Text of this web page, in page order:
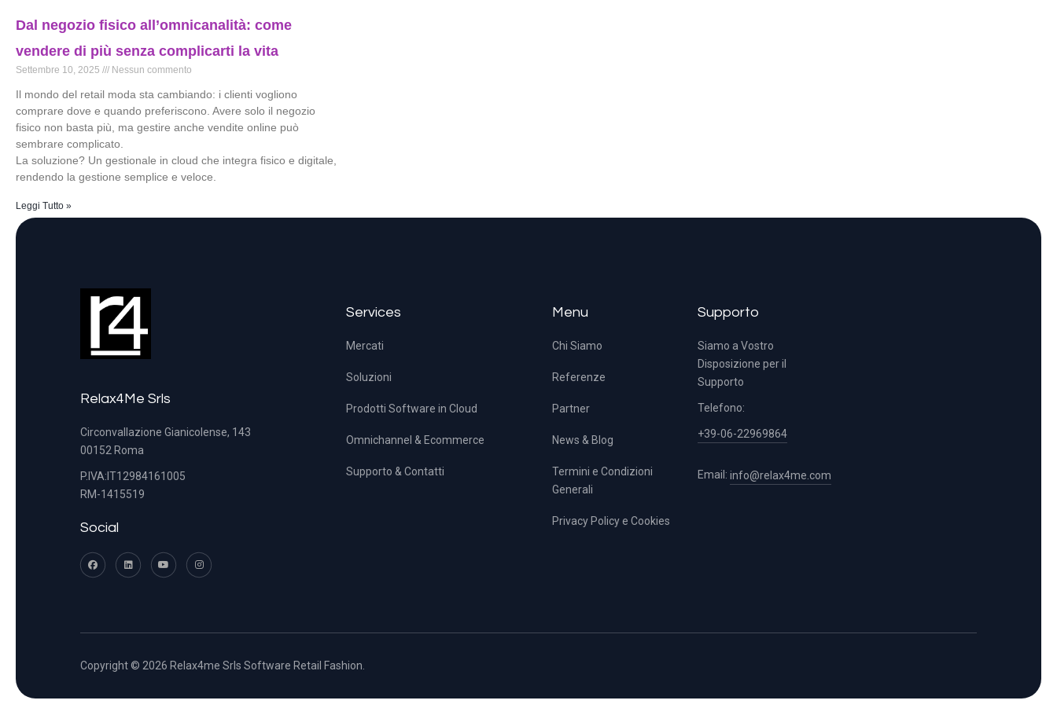
Dal negozio fisico all’omnicanalità: come
vendere di più senza complicarti la vita
Settembre 10, 2025 Nessun commento
Il mondo del retail moda sta cambiando: i clienti vogliono
comprare dove e quando preferiscono. Avere solo il negozio
fisico non basta più, ma gestire anche vendite online può
sembrare complicato.
La soluzione? Un gestionale in cloud che integra fisico e digitale,
rendendo la gestione semplice e veloce.
Leggi Tutto »
Relax4Me Srls
Circonvallazione Gianicolense, 143
00152 Roma
P.IVA:IT12984161005
RM-1415519
Social
Services
Mercati
Soluzioni
Prodotti Software in Cloud
Omnichannel & Ecommerce
Supporto & Contatti
Menu
Chi Siamo
Referenze
Partner
News & Blog
Termini e Condizioni
Generali
Privacy Policy e Cookies
Supporto
Siamo a Vostro
Disposizione per il
Supporto
Telefono:
+39-06-22969864
Email: info@relax4me.com
Copyright © 2026 Relax4me Srls Software Retail Fashion.